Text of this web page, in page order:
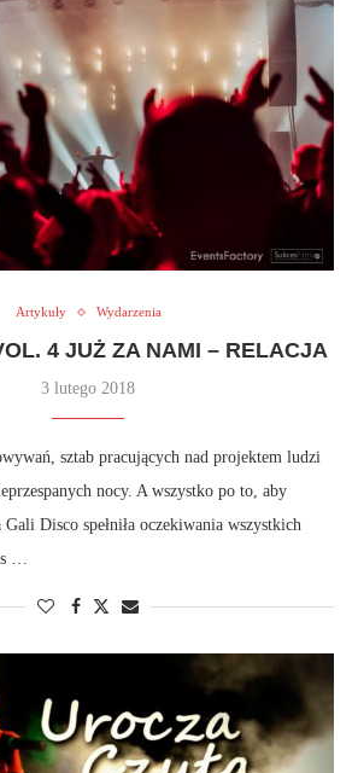
Artykuły Wydarzenia
4 JUŻ ZA NAMI – RELACJA
3 lutego 2018
sztab pracujących nad projektem ludzi
nocy. A wszystko po to, aby
Disco spełniła oczekiwania wszystkich
…